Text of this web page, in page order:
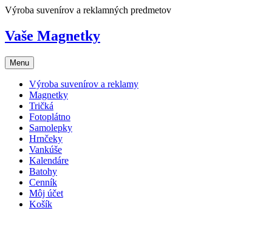
Skip
content
Výroba suvenírov a reklamných predmetov
Vaše Magnetky
Menu
Výroba suvenírov a reklamy
Magnetky
Tričká
Fotoplátno
Samolepky
Hrnčeky
Vankúše
Kalendáre
Batohy
Cenník
Môj účet
Košík